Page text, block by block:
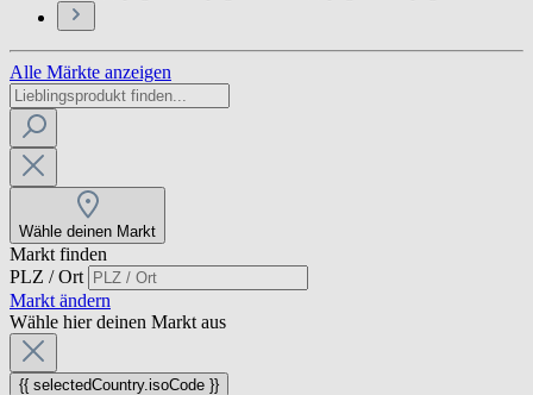
Alle Märkte anzeigen
Wähle deinen Markt
Markt finden
PLZ / Ort
Markt ändern
Wähle hier deinen Markt aus
{{ selectedCountry.isoCode }}